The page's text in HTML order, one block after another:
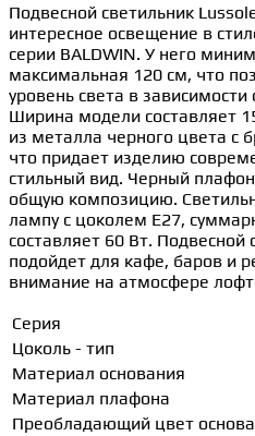
Подвесной светильник
интересное освещение в
серии BALDWIN. У него
максимальная 120 см, что
уровень света в
Ширина модели составляет
из металла черного цвета с
что придает изделию
стильный вид. Черный
общую композицию.
лампу с цоколем E27,
составляет 60 Вт. Подвесной
подойдет для кафе, баров и
внимание на атмосфере
Серия
Цоколь - тип
Материал основания
Материал плафона
Преобладающий цвет